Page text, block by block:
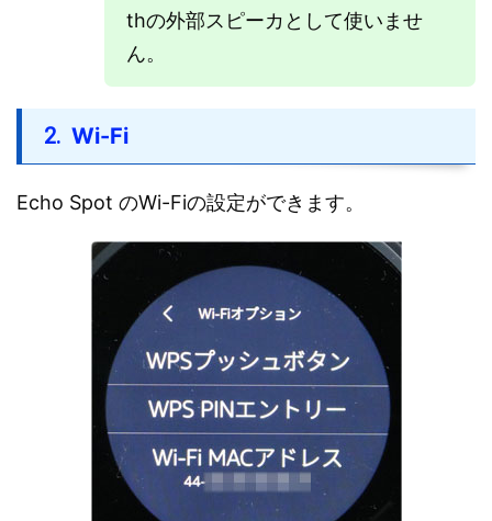
thの外部スピーカとして使いませ
ん。
Wi-Fi
Echo Spot のWi-Fiの設定ができます。